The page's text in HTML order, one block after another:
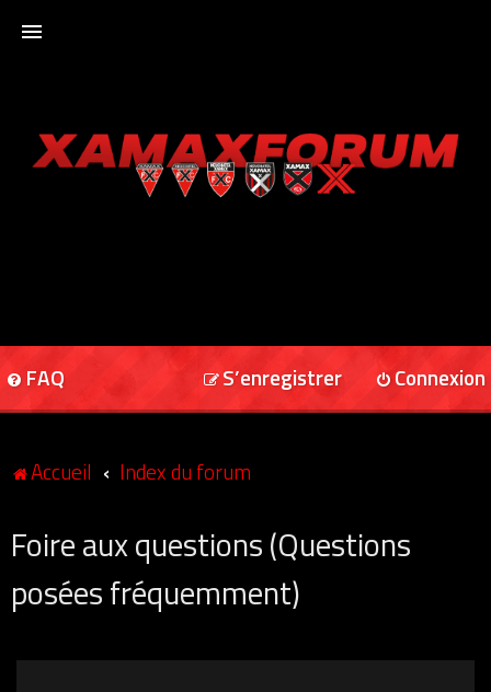
XAMAXFORUM
FAQ Connexion
S’enregistrer
Accueil Index du forum
Foire aux questions (Questions
posées fréquemment)